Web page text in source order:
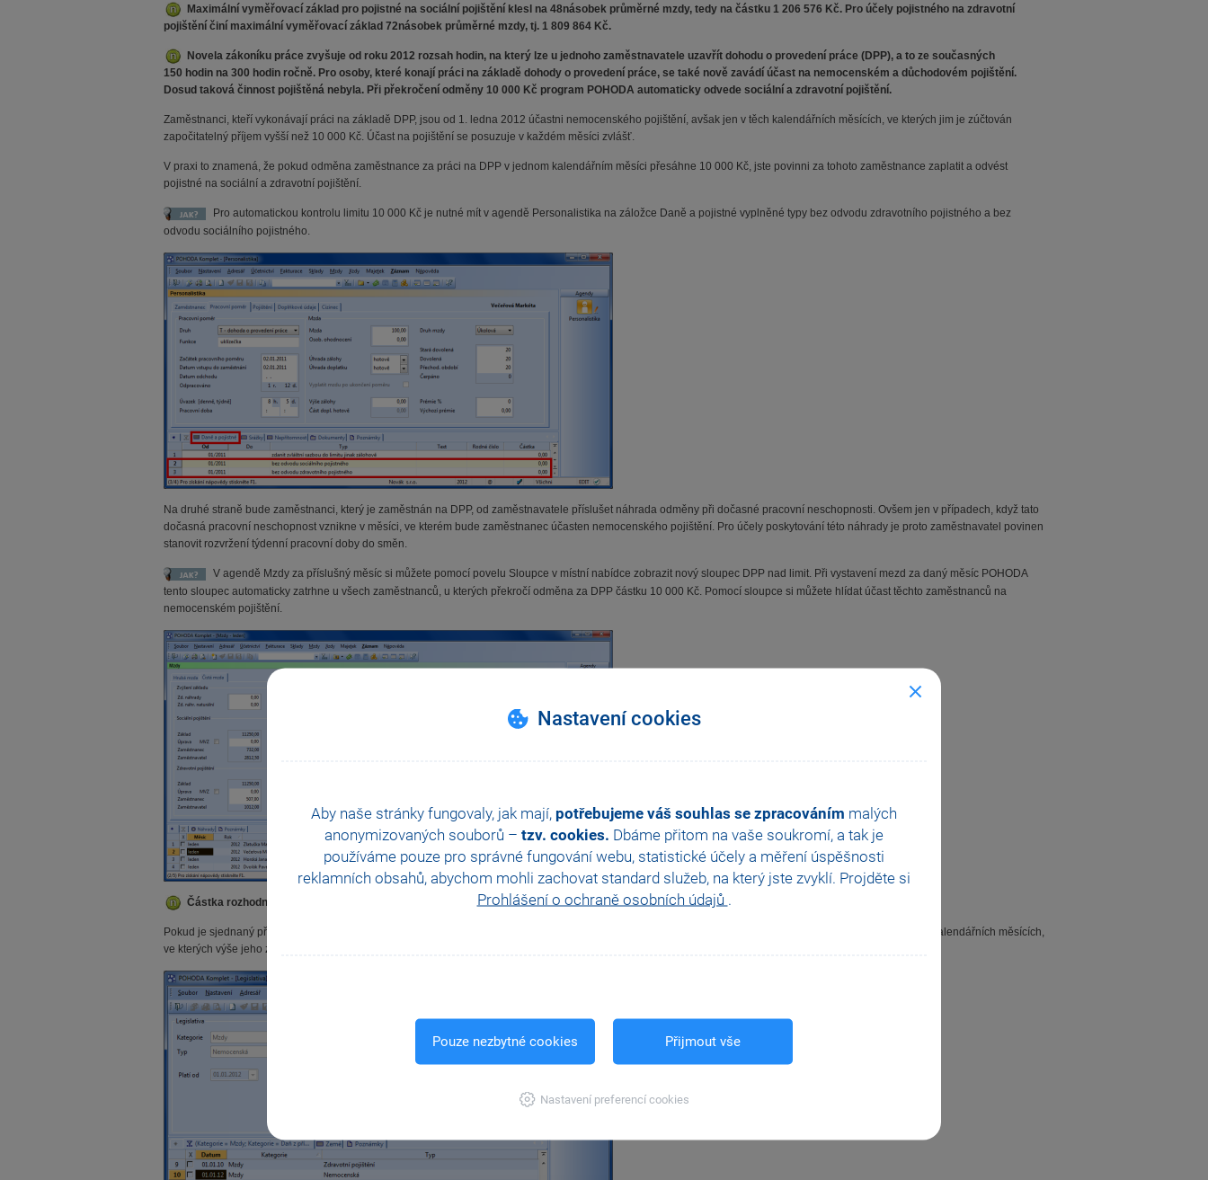
Nastavení cookies
Aby naše stránky fungovaly, jak mají, potřebujeme váš souhlas se zpracováním malých
anonymizovaných souborů – tzv. cookies. Dbáme přitom na vaše soukromí, a tak je
používáme pouze pro správné fungování webu, statistické účely a měření úspěšnosti
reklamních obsahů, abychom mohli zachovat standard služeb, na který jste zvyklí. Projděte si
Prohlášení o ochraně osobních údajů .
Pouze nezbytné cookies Přijmout vše
Nastavení preferencí cookies
Maximální vyměřovací základ pro pojistné na sociální pojištění klesl na 48násobek průměrné mzdy, tedy na částku 1 206 576 Kč. Pro účely pojistného na zdravotní
pojištění činí maximální vyměřovací základ 72násobek průměrné mzdy, tj. 1 809 864 Kč.
Novela zákoníku práce zvyšuje od roku 2012 rozsah hodin, na který lze u jednoho zaměstnavatele uzavřít dohodu o provedení práce (DPP), a to ze současných
150 hodin na 300 hodin ročně. Pro osoby, které konají práci na základě dohody o provedení práce, se také nově zavádí účast na nemocenském a důchodovém pojištění.
Dosud taková činnost pojištěná nebyla. Při překročení odměny 10 000 Kč program POHODA automaticky odvede sociální a zdravotní pojištění.
Zaměstnanci, kteří vykonávají práci na základě DPP, jsou od 1. ledna 2012 účastni nemocenského pojištění, avšak jen v těch kalendářních měsících, ve kterých jim je zúčtován
započitatelný příjem vyšší než 10 000 Kč. Účast na pojištění se posuzuje v každém měsíci zvlášť.
V praxi to znamená, že pokud odměna zaměstnance za práci na DPP v jednom kalendářním měsíci přesáhne 10 000 Kč, jste povinni za tohoto zaměstnance zaplatit a odvést
pojistné na sociální a zdravotní pojištění.
Pro automatickou kontrolu limitu 10 000 Kč je nutné mít v agendě Personalistika na záložce Daně a pojistné vyplněné typy bez odvodu zdravotního pojistného a bez
odvodu sociálního pojistného.
Na druhé straně bude zaměstnanci, který je zaměstnán na DPP, od zaměstnavatele příslušet náhrada odměny při dočasné pracovní neschopnosti. Ovšem jen v případech, když tato
dočasná pracovní neschopnost vznikne v měsíci, ve kterém bude zaměstnanec účasten nemocenského pojištění. Pro účely poskytování této náhrady je proto zaměstnavatel povinen
stanovit rozvržení týdenní pracovní doby do směn.
V agendě Mzdy za příslušný měsíc si můžete pomocí povelu Sloupce v místní nabídce zobrazit nový sloupec DPP nad limit. Při vystavení mezd za daný měsíc POHODA
tento sloupec automaticky zatrhne u všech zaměstnanců, u kterých překročí odměna za DPP částku 10 000 Kč. Pomocí sloupce si můžete hlídat účast těchto zaměstnanců na
nemocenském pojištění.
Částka rozhodného příjmu pro účast na nemocenském pojištění se v roce 2012 zvyšuje z dosavadních 2 000 Kč na 2 500 Kč.
Pokud je sjednaný příjem nižší než 2 500 Kč, jedná se o tzv. zaměstnání malého rozsahu. Při výkonu takového zaměstnání je zaměstnanec pojištěn jen v těch kalendářních měsících,
ve kterých výše jeho započitatelného příjmu dosáhne alespoň uvedené částky.